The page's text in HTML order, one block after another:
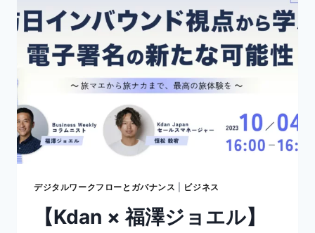
デジタルワークフローとガバナンス ビジネス
【Kdan × 福澤ジョエル】